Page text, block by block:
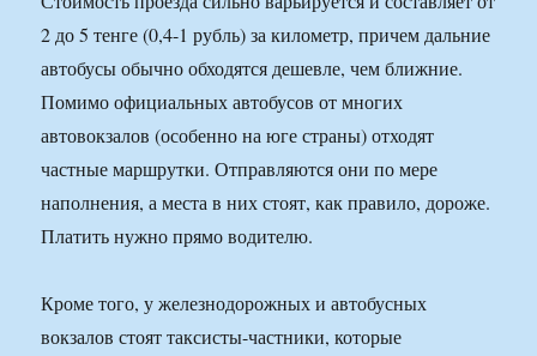
2 до 5 тенге (0,4-1 рубль) за километр, причем дальние
автобусы обычно обходятся дешевле, чем ближние.
Помимо официальных автобусов от многих
автовокзалов (особенно на юге страны) отходят
частные маршрутки. Отправляются они по мере
наполнения, а места в них стоят, как правило, дороже.
Платить нужно прямо водителю.
Кроме того, у железнодорожных и автобусных
вокзалов стоят таксисты-частники, которые